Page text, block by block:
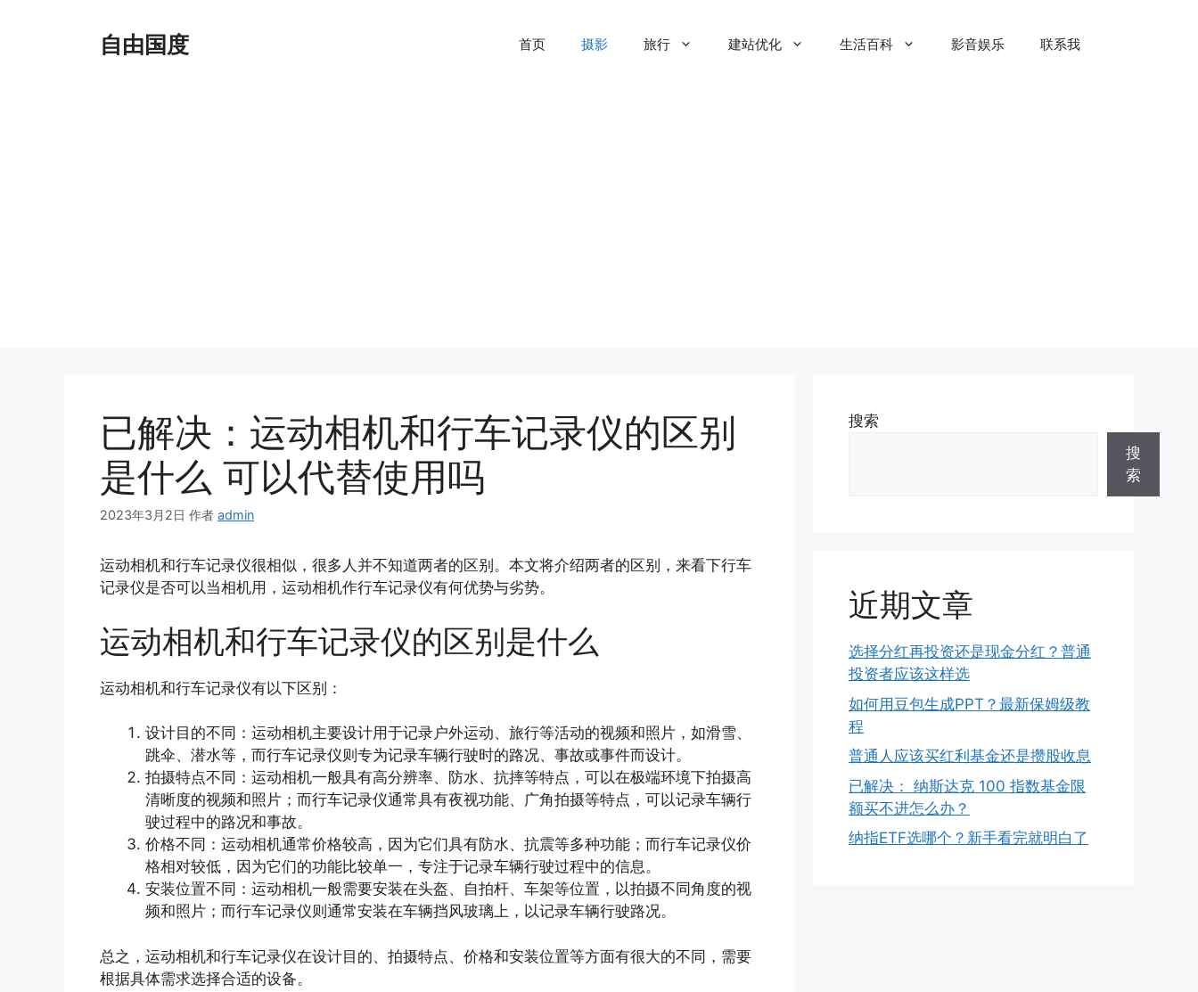
自由国度 首页 摄影 旅行 建站优化 生活百科 影音娱乐 联系我
已解决：运动相机和行车记录仪的区别
是什么 可以代替使用吗
2023年3月2日 作者 admin
运动相机和行车记录仪很相似，很多人并不知道两者的区别。本文将介绍两者的区别，来看下行车
记录仪是否可以当相机用，运动相机作行车记录仪有何优势与劣势。
运动相机和行车记录仪的区别是什么
运动相机和行车记录仪有以下区别：
设计目的不同：运动相机主要设计用于记录户外运动、旅行等活动的视频和照片，如滑雪、
跳伞、潜水等，而行车记录仪则专为记录车辆行驶时的路况、事故或事件而设计。
拍摄特点不同：运动相机一般具有高分辨率、防水、抗摔等特点，可以在极端环境下拍摄高
清晰度的视频和照片；而行车记录仪通常具有夜视功能、广角拍摄等特点，可以记录车辆行
驶过程中的路况和事故。
价格不同：运动相机通常价格较高，因为它们具有防水、抗震等多种功能；而行车记录仪价
格相对较低，因为它们的功能比较单一，专注于记录车辆行驶过程中的信息。
安装位置不同：运动相机一般需要安装在头盔、自拍杆、车架等位置，以拍摄不同角度的视
频和照片；而行车记录仪则通常安装在车辆挡风玻璃上，以记录车辆行驶路况。
总之，运动相机和行车记录仪在设计目的、拍摄特点、价格和安装位置等方面有很大的不同，需要
根据具体需求选择合适的设备。
搜索
搜
索
近期文章
选择分红再投资还是现金分红？普通
投资者应该这样选
如何用豆包生成PPT？最新保姆级教
程
普通人应该买红利基金还是攒股收息
已解决： 纳斯达克 100 指数基金限
额买不进怎么办？
纳指ETF选哪个？新手看完就明白了